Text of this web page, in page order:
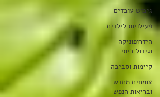
גיבוש עובדים
פעילויות לילדים
הידרופוניקה
וגידול ביתי
קיימות וסביבה
צומחים מחדש
ובריאות הנפש